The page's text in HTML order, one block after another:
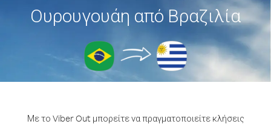
Ουρουγουάη από Βραζιλία
Με το Viber Out μπορείτε να πραγματοποιείτε κλήσεις